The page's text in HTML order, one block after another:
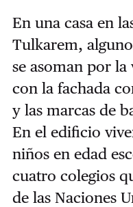
En una casa en
Tulkarem,
se asoman por
con la fachada
y las marcas de
En el edificio
niños en edad
cuatro colegios
de las Naciones